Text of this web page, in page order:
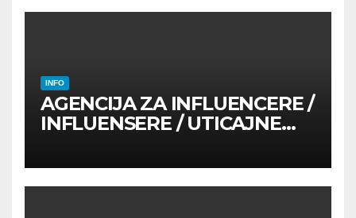
INFO
AGENCIJA ZA INFLUENCERE /
INFLUENSERE / UTICAJNE